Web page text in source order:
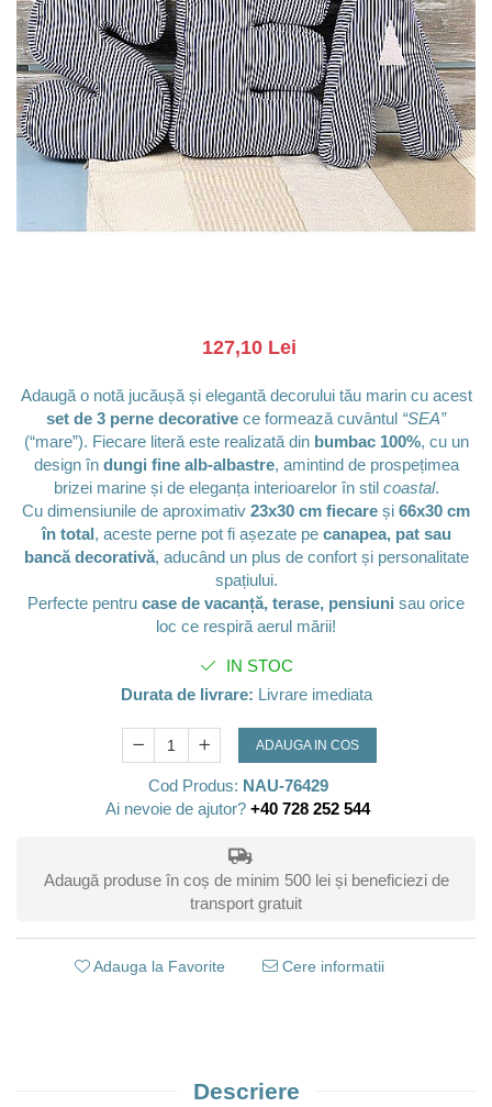
Barci, vapoare, ambarcatiuni
Pesti
Decoratiuni care se agata
Tablouri
127,10 Lei
Adaugă o notă jucăușă și elegantă decorului tău marin cu acest
set de 3 perne decorative ce formează cuvântul “SEA”
(“mare”). Fiecare literă este realizată din bumbac 100%, cu un
design în dungi fine alb-albastre, amintind de prospețimea
brizei marine și de eleganța interioarelor în stil coastal.
Cu dimensiunile de aproximativ 23x30 cm fiecare și 66x30 cm
în total, aceste perne pot fi așezate pe canapea, pat sau
bancă decorativă, aducând un plus de confort și personalitate
spațiului.
Perfecte pentru case de vacanță, terase, pensiuni sau orice
loc ce respiră aerul mării!
IN STOC
Durata de livrare: Livrare imediata
ADAUGA IN COS
Cod Produs: NAU-76429
Ai nevoie de ajutor? +40 728 252 544
Adaugă produse în coș de minim 500 lei și beneficiezi de
transport gratuit
Adauga la Favorite Cere informatii
Descriere